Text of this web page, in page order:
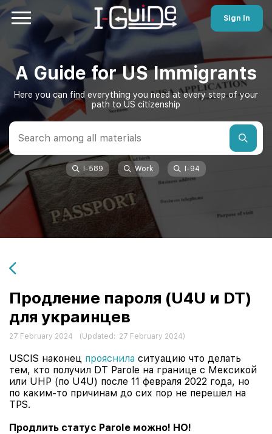
Sign In
A Guide for US Immigrants
Here you can find everything you need at every step of your
path to US citizenship
I-589 Work I-94
Продление пароля (U4U и DT)
для украинцев
27 February 2024 (Updated: 27 February 2024)
USCIS наконец прояснила ситуацию что делать
тем, кто получил DT Parole на границе с Мексикой
или UHP (по U4U) после 11 февраля 2022 года, но
по каким-то причинам до сих пор не перешел на
TPS.
Продлить статус Parole можно! НО!